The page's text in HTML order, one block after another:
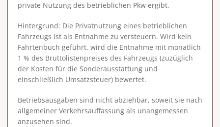
private Nutzung des betrieblichen Pkw ergibt.
Hintergrund: Die Privatnutzung eines betrieblichen
Fahrzeugs ist als Entnahme zu versteuern. Wird kein
Fahrtenbuch geführt, wird die Entnahme mit monatlich
1 % des Bruttolistenpreises des Fahrzeugs (zuzüglich
der Kosten für die Sonderausstattung und
einschließlich Umsatzsteuer) bewertet.
Betriebsausgaben sind nicht abziehbar, soweit sie nach
allgemeiner Verkehrsauffassung als unangemessen
anzusehen sind.